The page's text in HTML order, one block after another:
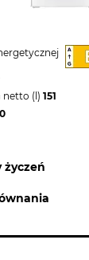
netto (l) 151
życzeń